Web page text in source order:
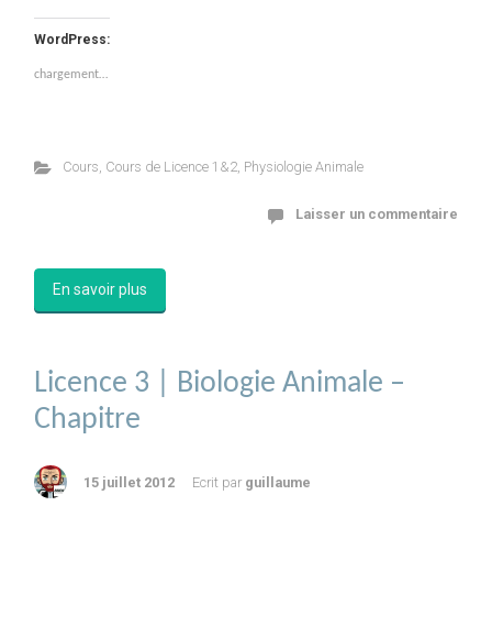
WordPress:
chargement…
Cours, Cours de Licence 1&2, Physiologie Animale
Laisser un commentaire
En savoir plus
Licence 3 | Biologie Animale –
Chapitre
15 juillet 2012 Ecrit par guillaume